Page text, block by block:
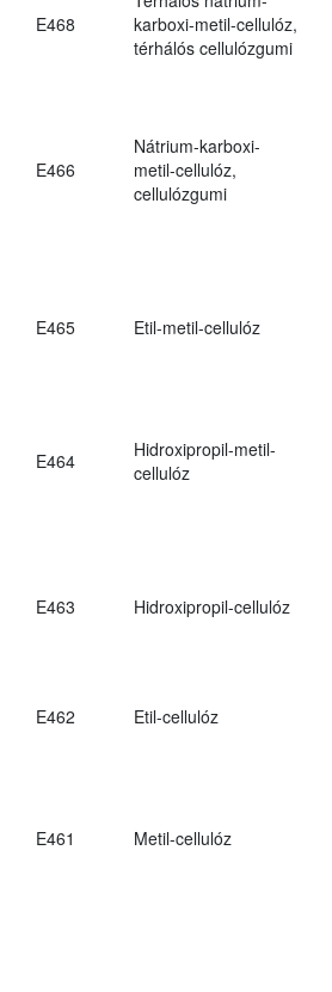
E468
karboxi-metil-cellulóz,
térhálós cellulózgumi
E466
Nátrium-karboxi-
metil-cellulóz,
cellulózgumi
E465 Etil-metil-cellulóz
E464
Hidroxipropil-metil-
cellulóz
E463 Hidroxipropil-cellulóz
E462 Etil-cellulóz
E461 Metil-cellulóz